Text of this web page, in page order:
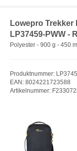
Lowepro Trekker
LP37459-PWW -
Polyester - 900 g - 450
Produktnummer:
EAN: 8024221723588
Artikelnummer: